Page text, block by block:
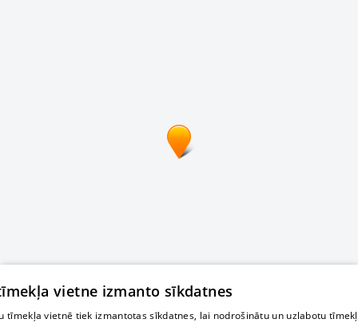
vietne izmanto sīkdatnes
tīmekļa vietnē tiek izmantotas sīkdatnes, lai nodrošinātu un uzlabotu